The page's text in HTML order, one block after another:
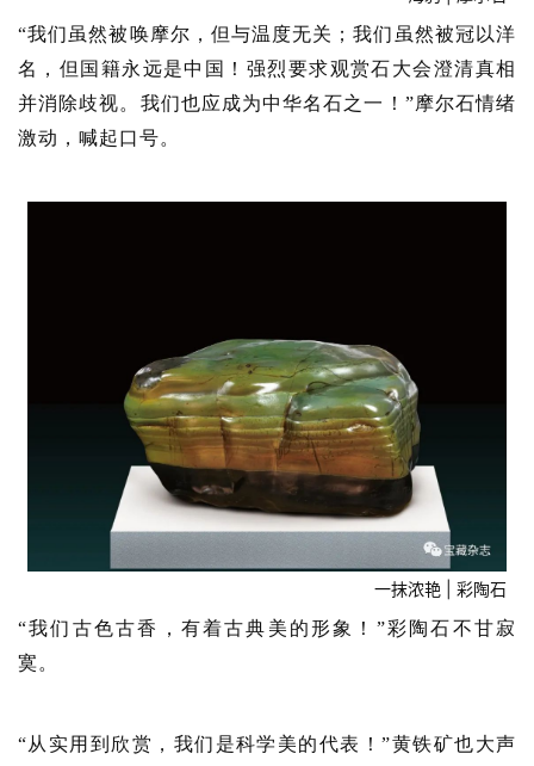
“我们虽然被唤摩尔，但与温度无关；我们虽然被冠以洋
名，但国籍永远是中国！强烈要求观赏石大会澄清真相
并消除歧视。我们也应成为中华名石之一！”摩尔石情绪
激动，喊起口号。
一抹浓艳 | 彩陶石
“我们古色古香，有着古典美的形象！”彩陶石不甘寂
寞。
“从实用到欣赏，我们是科学美的代表！”黄铁矿也大声